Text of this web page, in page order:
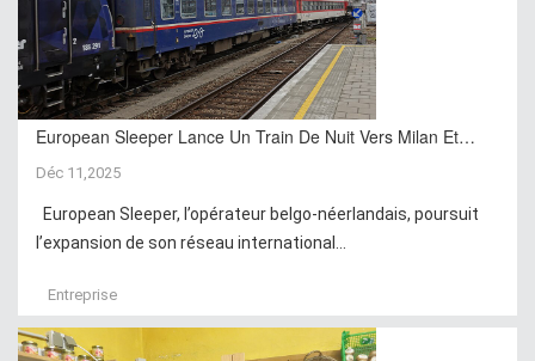
European Sleeper Lance Un Train De Nuit Vers Milan Et…
Déc 11,2025
European Sleeper, l’opérateur belgo-néerlandais, poursuit
l’expansion de son réseau international...
Entreprise